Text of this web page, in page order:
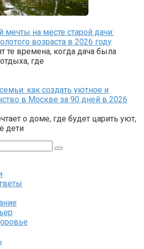
мечты на месте старой дачи:
возраста в 2026 году
те времена, когда дача была
где
как создать уютное и
в Москве за 90 дней в 2026
о доме, где будет царить уют,
дети